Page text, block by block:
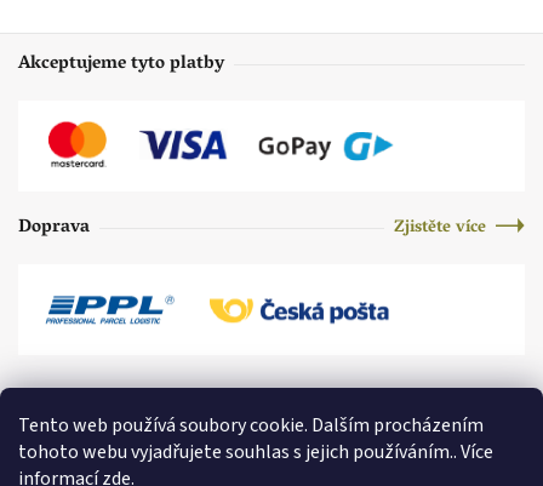
Tento web používá soubory cookie. Dalším procházením
tohoto webu vyjadřujete souhlas s jejich používáním.. Více
informacízde.
Akceptujeme tyto platby
Doprava Zjistěte více